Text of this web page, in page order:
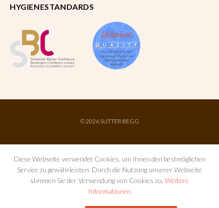
HYGIENESTANDARDS
©2026 SUTTER BEGG
Diese Webseite verwendet Cookies, um Ihnen den bestmöglichen
Service zu gewährleisten. Durch die Nutzung unserer Webseite
stimmen Sie der Verwendung von Cookies zu. Weitere
Informationen